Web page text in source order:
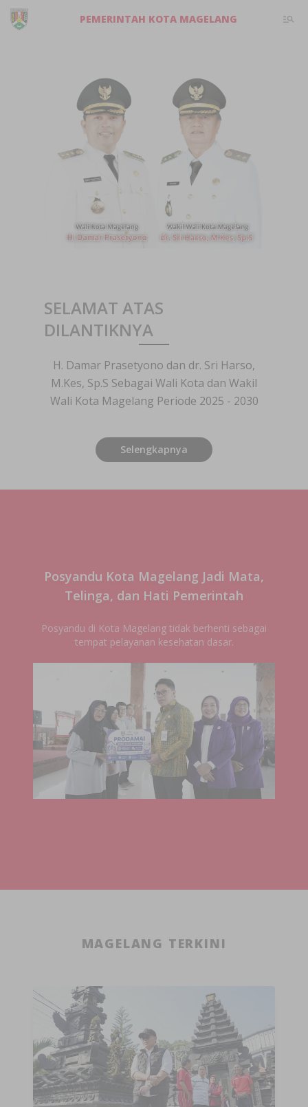
PEMERINTAH KOTA MAGELANG
SELAMAT ATAS
DILANTIKNYA
H. Damar Prasetyono dan dr. Sri Harso,
M.Kes, Sp.S Sebagai Wali Kota dan Wakil
Wali Kota Magelang Periode 2025 - 2030
Selengkapnya
Posyandu Kota Magelang Jadi Mata,
Telinga, dan Hati Pemerintah
Posyandu di Kota Magelang tidak berhenti sebagai
tempat pelayanan kesehatan dasar.
MAGELANG TERKINI